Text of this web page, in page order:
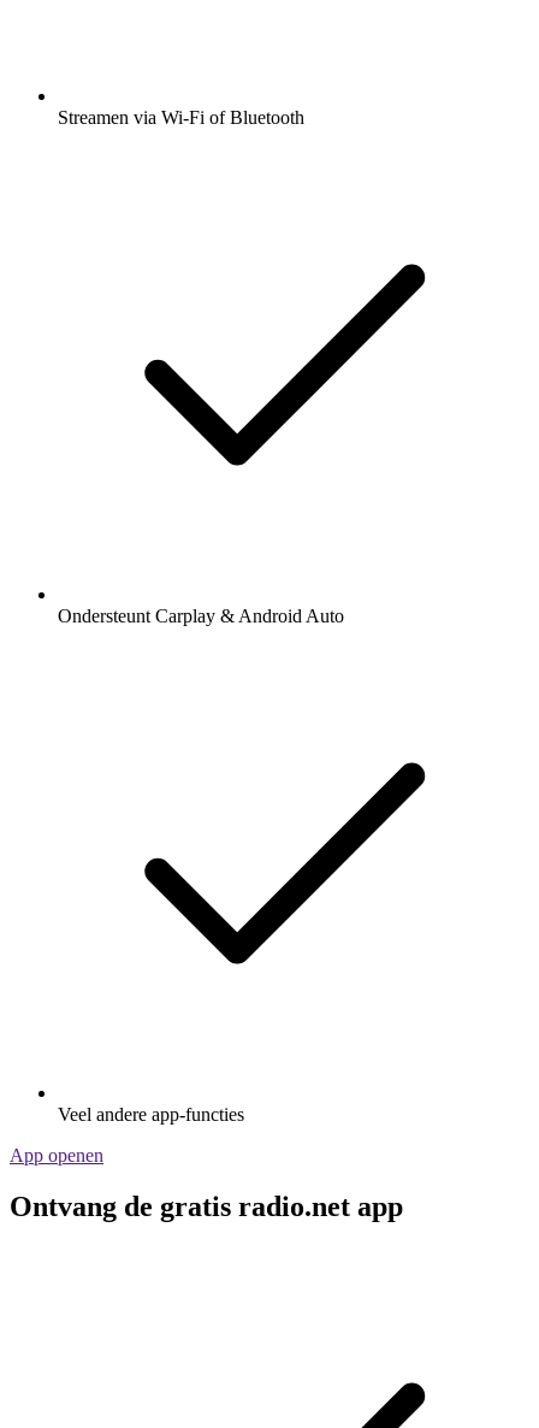
Streamen via Wi-Fi of Bluetooth
Ondersteunt Carplay & Android Auto
Veel andere app-functies
App openen
Ontvang de gratis radio.net app